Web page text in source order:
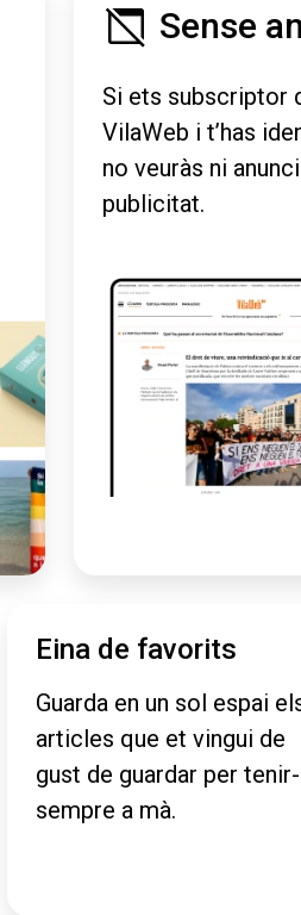
Sense
Si ets subscriptor
VilaWeb i t’has
no veuràs ni
publicitat.
Eina de favorits
Guarda en un sol espai
articles que et vingui de
gust de guardar per
sempre a mà.